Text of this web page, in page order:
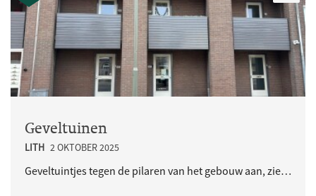
Geveltuinen
LITH 2 OKTOBER 2025
Geveltuintjes tegen de pilaren van het gebouw aan, zie foto